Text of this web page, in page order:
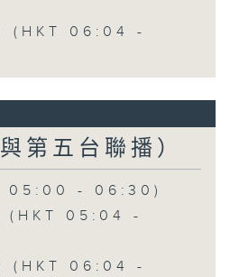
(HKT 06:04 -
第五台聯播）
05:00 - 06:30)
(HKT 05:04 -
(HKT 06:04 -